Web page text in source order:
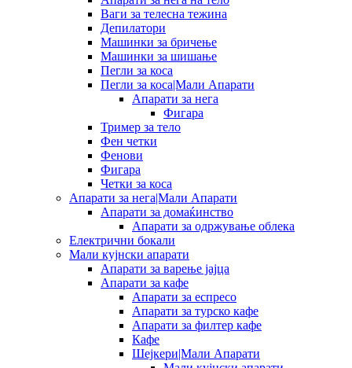
Ваги за телесна тежина
Депилатори
Машинки за бричење
Машинки за шишање
Пегли за коса
Пегли за коса|Мали Апарати
Апарати за нега
Фигара
Тример за тело
Фен четки
Фенови
Фигара
Четки за коса
Апарати за нега|Мали Апарати
Апарати за домаќинство
Апарати за одржување облека
Електрични бокали
Мали кујнски апарати
Апарати за варење јајца
Апарати за кафе
Апарати за еспресо
Апарати за турско кафе
Апарати за филтер кафе
Кафе
Шејкери|Мали Апарати